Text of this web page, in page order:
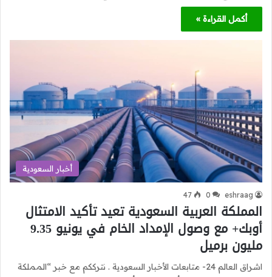
أكمل القراءة »
أخبار السعودية
eshraag
0
47
المملكة العربية السعودية تعيد تأكيد الامتثال
أوبك+ مع وصول الإمداد الخام في يونيو 9.35
مليون برميل
اشراق العالم 24- متابعات الأخبار السعودية . نترككم مع خبر “المملكة